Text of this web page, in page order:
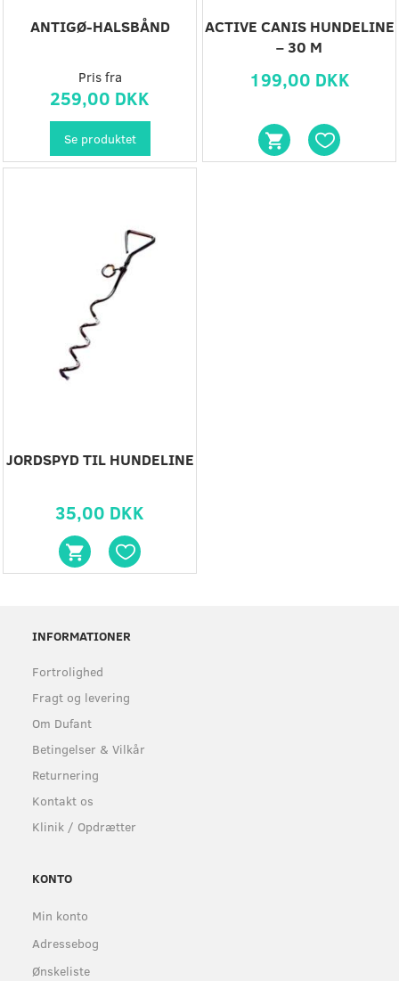
ANTIGØ-HALSBÅND
Pris fra
259,00 DKK
Se produktet
ACTIVE CANIS HUNDELINE
– 30 M
199,00 DKK
JORDSPYD TIL HUNDELINE
35,00 DKK
INFORMATIONER
Fortrolighed
Fragt og levering
Om Dufant
Betingelser & Vilkår
Returnering
Kontakt os
Klinik / Opdrætter
KONTO
Min konto
Adressebog
Ønskeliste